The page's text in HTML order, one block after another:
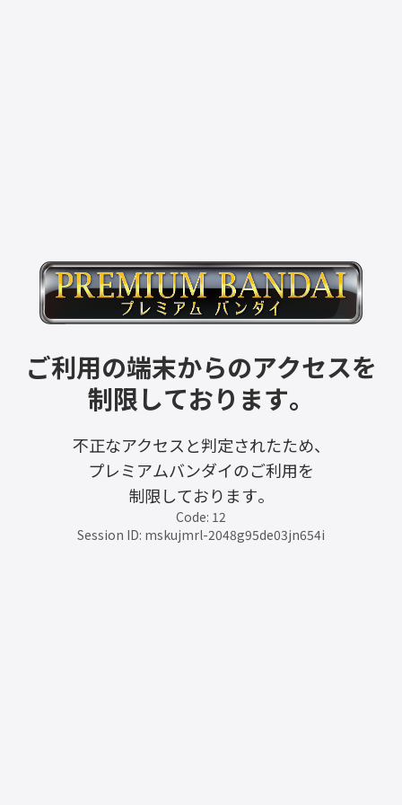
ご利用の端末からのアクセスを
制限しております。
不正なアクセスと判定されたため、
プレミアムバンダイのご利用を
制限しております。
Code: 12
Session ID: mskujmrl-2048g95de03jn654i